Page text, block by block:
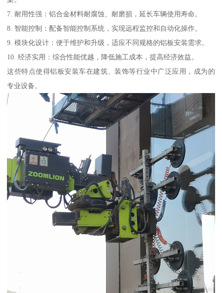
7. 耐用性强：铝合金材料耐腐蚀、耐磨损，延长车辆使用寿命。
8. 智能控制：配备智能控制系统，实现远程监控和自动化操作。
9. 模块化设计：便于维护和升级，适应不同规格的铝板安装需求。
10. 经济实用：综合性能优越，降低施工成本，提高经济效益。
这些特点使得铝板安装车在建筑、装饰等行业中广泛应用，成为的
专业设备。